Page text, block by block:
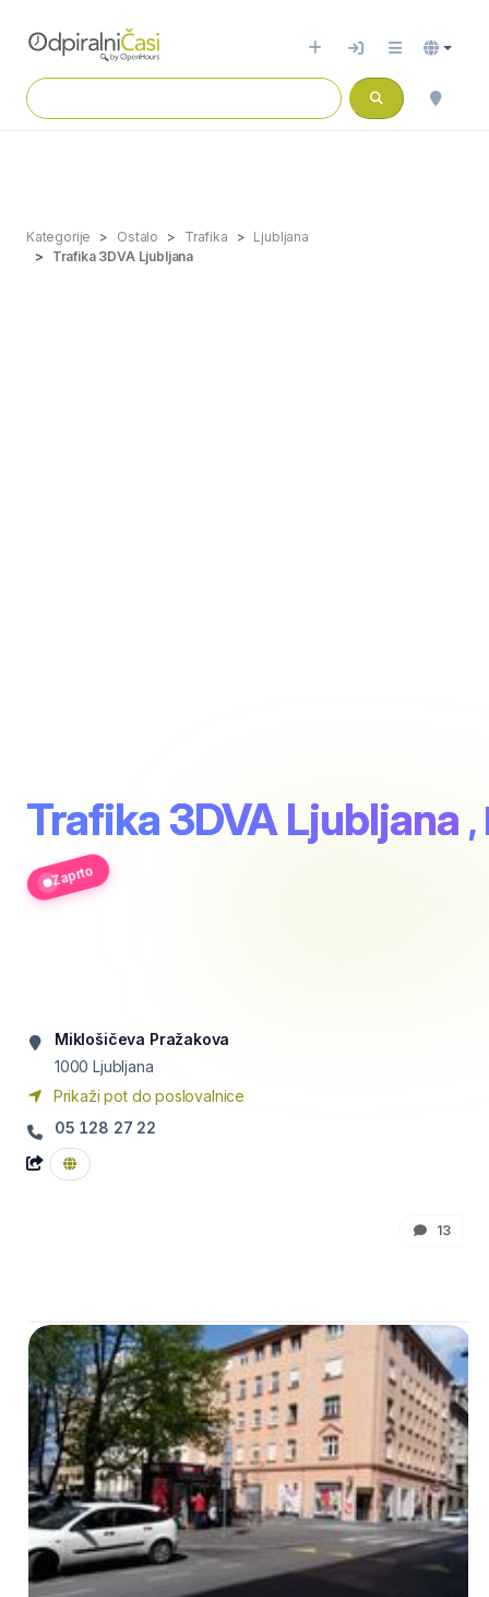
Kategorije Ostalo Trafika
Ljubljana
Trafika 3DVA Ljubljana
Trafika 3DVA Ljubljana ,
Zaprto
Miklošičeva Pražakova
1000 Ljubljana
Prikaži pot do poslovalnice
05 128 27 22
13